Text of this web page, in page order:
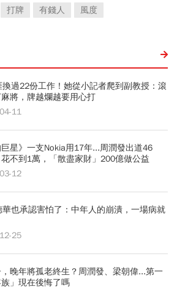
打牌 有錢人 風度
過22份工作！她從小記者爬到副教授：滾
將，牌越爛越要用心打
11
星》一支Nokia用17年...周潤發出道46
不到1萬，「散盡家財」200億做公益
12
華也承認害怕了：中年人的崩潰，一場病就
25
晚年將孤老終生？周潤發、梁朝偉...第一
」現在後悔了嗎